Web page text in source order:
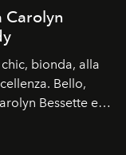
Carolyn
bionda, alla
Bello,
Bessette e
della storia